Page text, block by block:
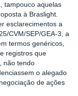
tampouco aquelas
à Braslight.
esclarecimentos a
CVM/SEP/GEA-3, a
termos genéricos,
registros que
não tendo
o alegado
de ações